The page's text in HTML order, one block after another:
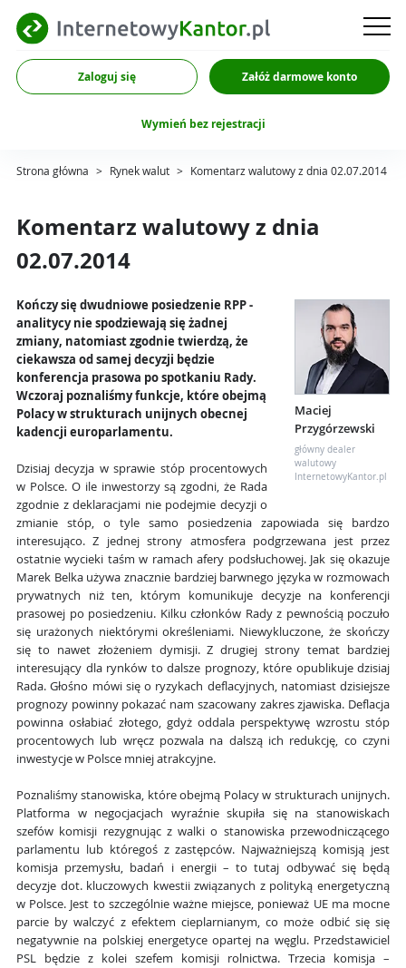
Zaloguj się Załóż darmowe konto
Wymień bez rejestracji
Strona główna > Rynek walut > Komentarz walutowy z dnia 02.07.2014
Komentarz walutowy z dnia
02.07.2014
Maciej
Przygórzewski
główny dealer
walutowy
InternetowyKantor.pl
Kończy się dwudniowe posiedzenie RPP -
analitycy nie spodziewają się żadnej
zmiany, natomiast zgodnie twierdzą, że
ciekawsza od samej decyzji będzie
konferencja prasowa po spotkaniu Rady.
Wczoraj poznaliśmy funkcje, które obejmą
Polacy w strukturach unijnych obecnej
kadencji europarlamentu.
Dzisiaj decyzja w sprawie stóp procentowych
w Polsce. O ile inwestorzy są zgodni, że Rada
zgodnie z deklaracjami nie podejmie decyzji o
zmianie stóp, o tyle samo posiedzenia zapowiada się bardzo
interesująco. Z jednej strony atmosfera podgrzewana jest przez
ostatnie wycieki taśm w ramach afery podsłuchowej. Jak się okazuje
Marek Belka używa znacznie bardziej barwnego języka w rozmowach
prywatnych niż ten, którym komunikuje decyzje na konferencji
prasowej po posiedzeniu. Kilku członków Rady z pewnością poczuło
się urażonych niektórymi określeniami. Niewykluczone, że skończy
się to nawet złożeniem dymisji. Z drugiej strony temat bardziej
interesujący dla rynków to dalsze prognozy, które opublikuje dzisiaj
Rada. Głośno mówi się o ryzykach deflacyjnych, natomiast dzisiejsze
prognozy powinny pokazać nam szacowany zakres zjawiska. Deflacja
powinna osłabiać złotego, gdyż oddala perspektywę wzrostu stóp
procentowych lub wręcz pozwala na dalszą ich redukcję, co czyni
inwestycje w Polsce mniej atrakcyjne.
Poznaliśmy stanowiska, które obejmą Polacy w strukturach unijnych.
Platforma w negocjacjach wyraźnie skupiła się na stanowiskach
szefów komisji rezygnując z walki o stanowiska przewodniczącego
parlamentu lub któregoś z zastępców. Najważniejszą komisją jest
komisja przemysłu, badań i energii – to tutaj odbywać się będą
decyzje dot. kluczowych kwestii związanych z polityką energetyczną
w Polsce. Jest to szczególnie ważne miejsce, ponieważ UE ma mocne
parcie by walczyć z efektem cieplarnianym, co może odbić się się
negatywnie na polskiej energetyce opartej na węglu. Przedstawiciel
PSL będzie z kolei szefem komisji rolnictwa. Trzecia komisja –